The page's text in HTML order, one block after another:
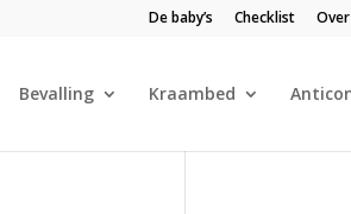
De baby’s Checklist
Bevalling Kraambed